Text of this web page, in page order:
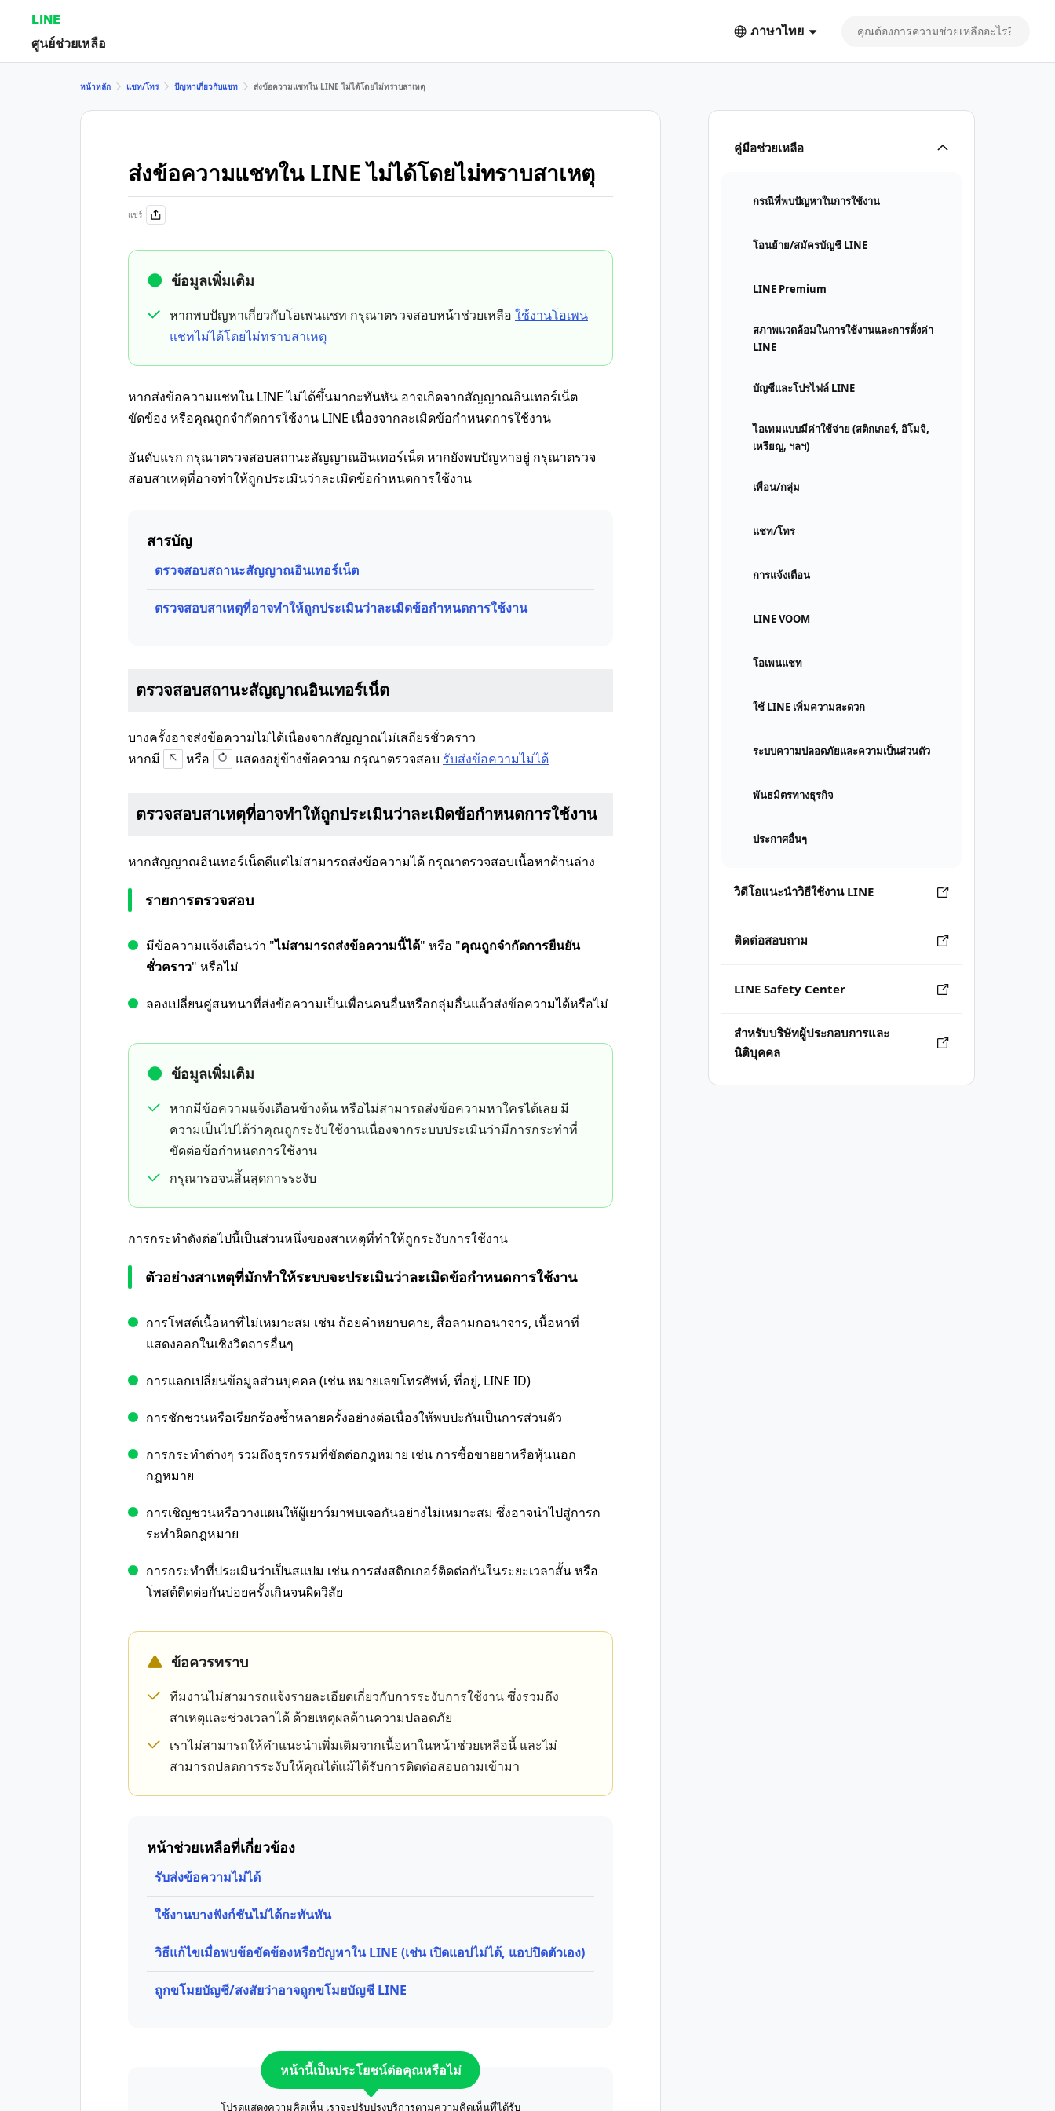
LINE
ศูนย์ช่วยเหลือ
ภาษาไทย
คู่มือช่วยเหลือ
กรณีที่พบปัญหาในการใช้งาน
โอนย้าย/สมัครบัญชี LINE
LINE Premium
สภาพแวดล้อมในการใช้งานและการตั้งค่า
LINE
บัญชีและโปรไฟล์ LINE
ไอเทมแบบมีค่าใช้จ่าย (สติกเกอร์, อิโมจิ,
เหรียญ, ฯลฯ)
เพื่อน/กลุ่ม
แชท/โทร
การแจ้งเตือน
LINE VOOM
โอเพนแชท
ใช้ LINE เพิ่มความสะดวก
ระบบความปลอดภัยและความเป็นส่วนตัว
พันธมิตรทางธุรกิจ
ประกาศอื่นๆ
วิดีโอแนะนำวิธีใช้งาน LINE
ติดต่อสอบถาม
LINE Safety Center
สำหรับบริษัทผู้ประกอบการและ
นิติบุคคล
หน้าหลัก แชท/โทร ปัญหาเกี่ยวกับแชท ส่งข้อความแชทใน LINE ไม่ได้โดยไม่ทราบสาเหตุ
ส่งข้อความแชทใน LINE ไม่ได้โดยไม่ทราบสาเหตุ
แชร์
ข้อมูลเพิ่มเติม
หากพบปัญหาเกี่ยวกับโอเพนแชท กรุณาตรวจสอบหน้าช่วยเหลือ ใช้งานโอเพน
แชทไม่ได้โดยไม่ทราบสาเหตุ
หากส่งข้อความแชทใน LINE ไม่ได้ขึ้นมากะทันหัน อาจเกิดจากสัญญาณอินเทอร์เน็ต
ขัดข้อง หรือคุณถูกจำกัดการใช้งาน LINE เนื่องจากละเมิดข้อกำหนดการใช้งาน
อันดับแรก กรุณาตรวจสอบสถานะสัญญาณอินเทอร์เน็ต หากยังพบปัญหาอยู่ กรุณาตรวจ
สอบสาเหตุที่อาจทำให้ถูกประเมินว่าละเมิดข้อกำหนดการใช้งาน
สารบัญ
ตรวจสอบสถานะสัญญาณอินเทอร์เน็ต
ตรวจสอบสาเหตุที่อาจทำให้ถูกประเมินว่าละเมิดข้อกำหนดการใช้งาน
ตรวจสอบสถานะสัญญาณอินเทอร์เน็ต
บางครั้งอาจส่งข้อความไม่ได้เนื่องจากสัญญาณไม่เสถียรชั่วคราว
หากมี
หรือ แสดงอยู่ข้างข้อความ กรุณาตรวจสอบ รับส่งข้อความไม่ได้
ตรวจสอบสาเหตุที่อาจทำให้ถูกประเมินว่าละเมิดข้อกำหนดการใช้งาน
หากสัญญาณอินเทอร์เน็ตดีแต่ไม่สามารถส่งข้อความได้ กรุณาตรวจสอบเนื้อหาด้านล่าง
รายการตรวจสอบ
มีข้อความแจ้งเตือนว่า "ไม่สามารถส่งข้อความนี้ได้" หรือ "คุณถูกจำกัดการยืนยัน
ชั่วคราว" หรือไม่
ลองเปลี่ยนคู่สนทนาที่ส่งข้อความเป็นเพื่อนคนอื่นหรือกลุ่มอื่นแล้วส่งข้อความได้หรือไม่
ข้อมูลเพิ่มเติม
หากมีข้อความแจ้งเตือนข้างต้น หรือไม่สามารถส่งข้อความหาใครได้เลย มี
ความเป็นไปได้ว่าคุณถูกระงับใช้งานเนื่องจากระบบประเมินว่ามีการกระทำที่
ขัดต่อข้อกำหนดการใช้งาน
กรุณารอจนสิ้นสุดการระงับ
การกระทำดังต่อไปนี้เป็นส่วนหนึ่งของสาเหตุที่ทำให้ถูกระงับการใช้งาน
ตัวอย่างสาเหตุที่มักทำให้ระบบจะประเมินว่าละเมิดข้อกำหนดการใช้งาน
การโพสต์เนื้อหาที่ไม่เหมาะสม เช่น ถ้อยคำหยาบคาย, สื่อลามกอนาจาร, เนื้อหาที่
แสดงออกในเชิงวิตถารอื่นๆ
การแลกเปลี่ยนข้อมูลส่วนบุคคล (เช่น หมายเลขโทรศัพท์, ที่อยู่, LINE ID)
การชักชวนหรือเรียกร้องซ้ำหลายครั้งอย่างต่อเนื่องให้พบปะกันเป็นการส่วนตัว
การกระทำต่างๆ รวมถึงธุรกรรมที่ขัดต่อกฎหมาย เช่น การซื้อขายยาหรือหุ้นนอก
กฎหมาย
การเชิญชวนหรือวางแผนให้ผู้เยาว์มาพบเจอกันอย่างไม่เหมาะสม ซึ่งอาจนำไปสู่การก
ระทำผิดกฎหมาย
การกระทำที่ประเมินว่าเป็นสแปม เช่น การส่งสติกเกอร์ติดต่อกันในระยะเวลาสั้น หรือ
โพสต์ติดต่อกันบ่อยครั้งเกินจนผิดวิสัย
ข้อควรทราบ
ทีมงานไม่สามารถแจ้งรายละเอียดเกี่ยวกับการระงับการใช้งาน ซึ่งรวมถึง
สาเหตุและช่วงเวลาได้ ด้วยเหตุผลด้านความปลอดภัย
เราไม่สามารถให้คำแนะนำเพิ่มเติมจากเนื้อหาในหน้าช่วยเหลือนี้ และไม่
สามารถปลดการระงับให้คุณได้แม้ได้รับการติดต่อสอบถามเข้ามา
หน้าช่วยเหลือที่เกี่ยวข้อง
รับส่งข้อความไม่ได้
ใช้งานบางฟังก์ชันไม่ได้กะทันหัน
วิธีแก้ไขเมื่อพบข้อขัดข้องหรือปัญหาใน LINE (เช่น เปิดแอปไม่ได้, แอปปิดตัวเอง)
ถูกขโมยบัญชี/สงสัยว่าอาจถูกขโมยบัญชี LINE
หน้านี้เป็นประโยชน์ต่อคุณหรือไม่
โปรดแสดงความคิดเห็น เราจะปรับปรุงบริการตามความคิดเห็นที่ได้รับ